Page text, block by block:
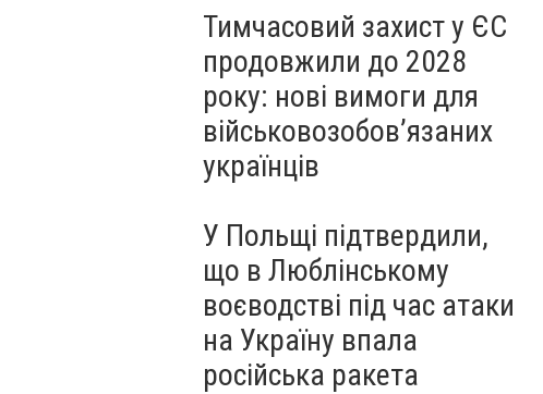
Тимчасовий захист у ЄС
продовжили до 2028
року: нові вимоги для
військовозобов’язаних
українців
У Польщі підтвердили,
що в Люблінському
воєводстві під час атаки
на Україну впала
російська ракета